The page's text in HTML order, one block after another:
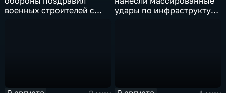
военных строителей с
удары по инфраструктуре